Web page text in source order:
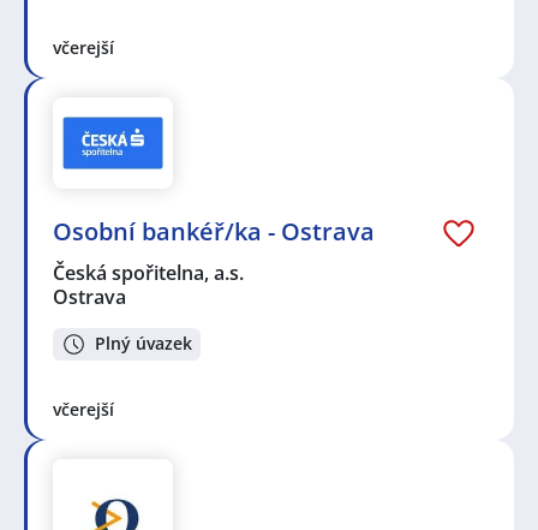
včerejší
Osobní bankéř/ka - Ostrava
Česká spořitelna, a.s.
Ostrava
Plný úvazek
včerejší